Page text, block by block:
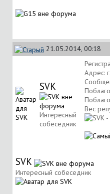
21.05.2014, 00:18
SVK
Интересный
собеседник
Адрес:
Вес
SVK
Интересный собеседник